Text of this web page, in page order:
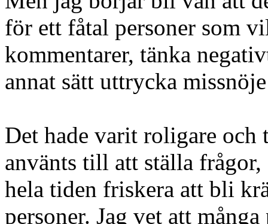
för ett fåtal personer som
kommentarer, tänka
annat sätt uttrycka
Det hade varit roligare och
använts till att ställa
hela tiden friskera att bli
personer. Jag vet att